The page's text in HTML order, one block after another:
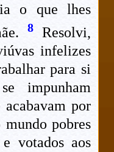
o que lhes
8Resolvi,
infelizes
para si
impunham
por
mundo pobres
e votados aos